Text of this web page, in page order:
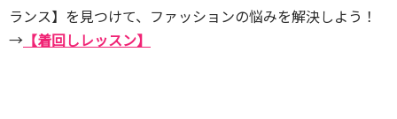
ランス】を見つけて、ファッションの悩みを解決しよう！
→ 【着回しレッスン】